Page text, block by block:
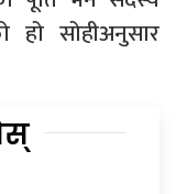
सोहीअनुसार